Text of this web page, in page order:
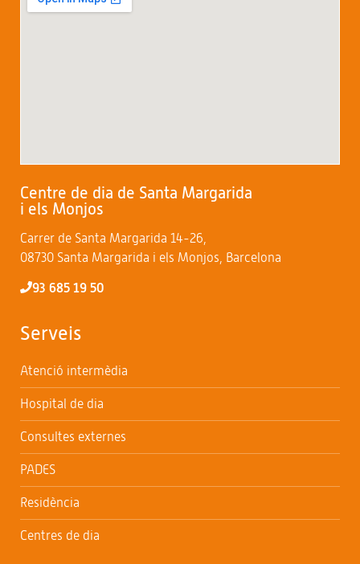
Centre de dia de Santa Margarida
i els Monjos
Carrer de Santa Margarida 14-26,
08730 Santa Margarida i els Monjos, Barcelona
93 685 19 50
Serveis
Atenció intermèdia
Hospital de dia
Consultes externes
PADES
Residència
Centres de dia